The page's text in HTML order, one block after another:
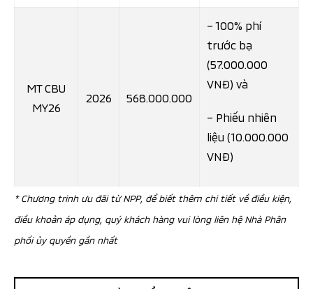
MT CBU
MY26
2026 568.000.000
– 100% phí
trước bạ
(57.000.000
VNĐ) và
– Phiếu nhiên
liệu (10.000.000
VNĐ)
* Chương trinh ưu đãi từ NPP, để biết thêm chi tiết về điều kiện,
điều khoản áp dụng, quý khách hàng vui lòng liên hệ Nhà Phân
phối ủy quyền gần nhất